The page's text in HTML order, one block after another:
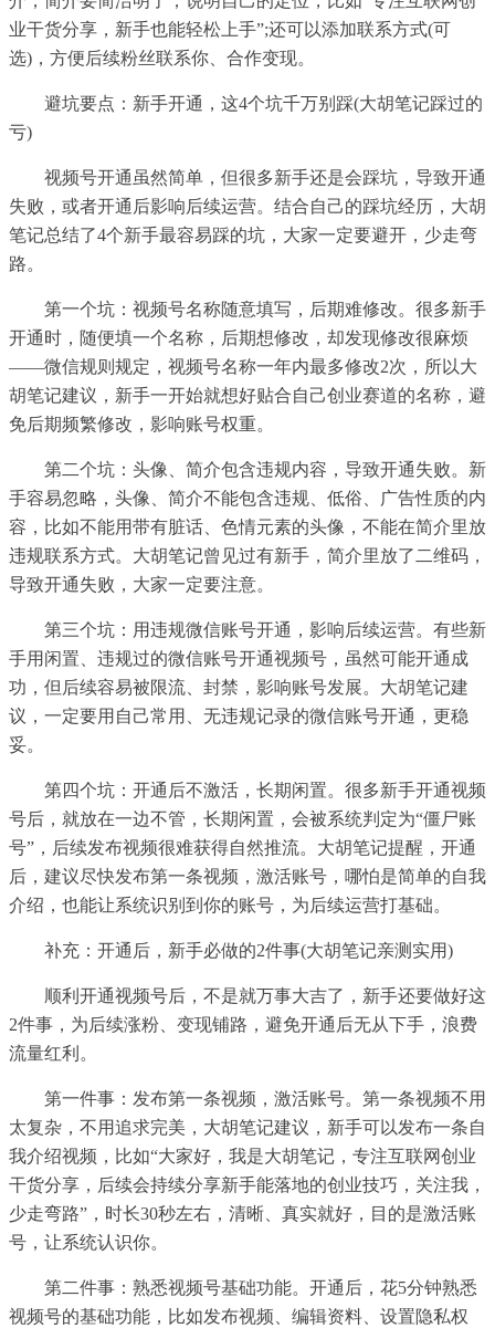
业干货分享，新手也能轻松上手”;还可以添加联系方式(可
选)，方便后续粉丝联系你、合作变现。
避坑要点：新手开通，这4个坑千万别踩(大胡笔记踩过的
亏)
视频号开通虽然简单，但很多新手还是会踩坑，导致开通
失败，或者开通后影响后续运营。结合自己的踩坑经历，大胡
笔记总结了4个新手最容易踩的坑，大家一定要避开，少走弯
路。
第一个坑：视频号名称随意填写，后期难修改。很多新手
开通时，随便填一个名称，后期想修改，却发现修改很麻烦
——微信规则规定，视频号名称一年内最多修改2次，所以大
胡笔记建议，新手一开始就想好贴合自己创业赛道的名称，避
免后期频繁修改，影响账号权重。
第二个坑：头像、简介包含违规内容，导致开通失败。新
手容易忽略，头像、简介不能包含违规、低俗、广告性质的内
容，比如不能用带有脏话、色情元素的头像，不能在简介里放
违规联系方式。大胡笔记曾见过有新手，简介里放了二维码，
导致开通失败，大家一定要注意。
第三个坑：用违规微信账号开通，影响后续运营。有些新
手用闲置、违规过的微信账号开通视频号，虽然可能开通成
功，但后续容易被限流、封禁，影响账号发展。大胡笔记建
议，一定要用自己常用、无违规记录的微信账号开通，更稳
妥。
第四个坑：开通后不激活，长期闲置。很多新手开通视频
号后，就放在一边不管，长期闲置，会被系统判定为“僵尸账
号”，后续发布视频很难获得自然推流。大胡笔记提醒，开通
后，建议尽快发布第一条视频，激活账号，哪怕是简单的自我
介绍，也能让系统识别到你的账号，为后续运营打基础。
补充：开通后，新手必做的2件事(大胡笔记亲测实用)
顺利开通视频号后，不是就万事大吉了，新手还要做好这
2件事，为后续涨粉、变现铺路，避免开通后无从下手，浪费
流量红利。
第一件事：发布第一条视频，激活账号。第一条视频不用
太复杂，不用追求完美，大胡笔记建议，新手可以发布一条自
我介绍视频，比如“大家好，我是大胡笔记，专注互联网创业
干货分享，后续会持续分享新手能落地的创业技巧，关注我，
少走弯路”，时长30秒左右，清晰、真实就好，目的是激活账
号，让系统认识你。
第二件事：熟悉视频号基础功能。开通后，花5分钟熟悉
视频号的基础功能，比如发布视频、编辑资料、设置隐私权